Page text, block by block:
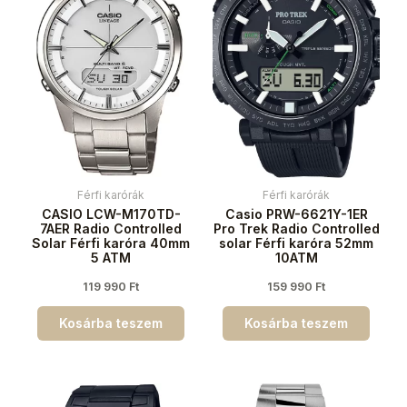
Férfi karórák
CASIO LCW-M170TD-
7AER Radio Controlled
Solar Férfi karóra 40mm
5 ATM
119 990 Ft
Kosárba teszem
Férfi karórák
Casio PRW-6621Y-1ER
Pro Trek Radio Controlled
solar Férfi karóra 52mm
10ATM
159 990 Ft
Kosárba teszem